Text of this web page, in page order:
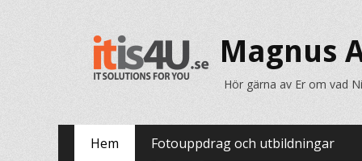
Magnus
Hör gärna av Er om vad
Primär
Hem Fotouppdrag och utbildningar